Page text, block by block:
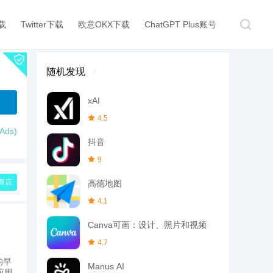
Twitter下载 欧意OKX下载 ChatGPT Plus账号
店
早
随机发现
xAI
4.5
抖音
9
高德地图
4.1
Canva可画：设计、照片和视频
4.7
Manus AI